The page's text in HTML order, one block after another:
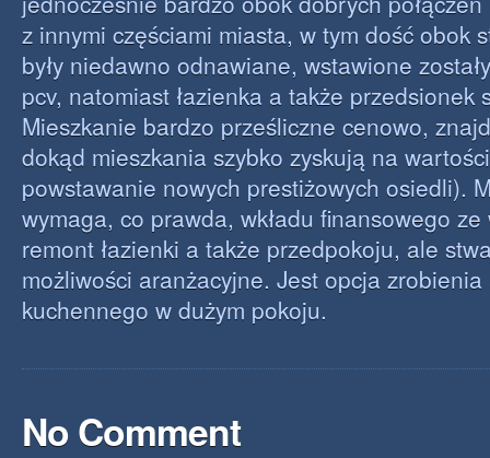
z innymi częściami miasta, w tym dość obok
były niedawno odnawiane, wstawione
pcv, natomiast łazienka a także przedsionek
Mieszkanie bardzo prześliczne cenowo,
dokąd mieszkania szybko zyskują na
powstawanie nowych prestiżowych osiedli).
wymaga, co prawda, wkładu finansowego
remont łazienki a także przedpokoju, ale
możliwości aranżacyjne. Jest opcja zrobienia
kuchennego w dużym pokoju.
No Comment